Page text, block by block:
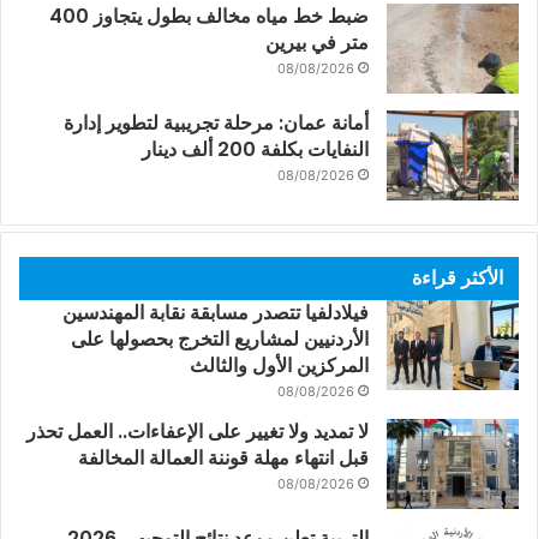
ضبط خط مياه مخالف بطول يتجاوز 400
متر في بيرين
08/08/2026
أمانة عمان: مرحلة تجريبية لتطوير إدارة
النفايات بكلفة 200 ألف دينار
08/08/2026
الأكثر قراءة
فيلادلفيا تتصدر مسابقة نقابة المهندسين
الأردنيين لمشاريع التخرج بحصولها على
المركزين الأول والثالث
08/08/2026
لا تمديد ولا تغيير على الإعفاءات.. العمل تحذر
قبل انتهاء مهلة قوننة العمالة المخالفة
08/08/2026